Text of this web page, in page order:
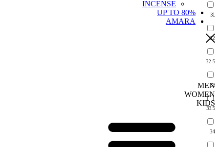
31
32
32.5
33
33.5
34
INCENSE
UP TO 80%
AMARA
MEN
WOMEN
KIDS